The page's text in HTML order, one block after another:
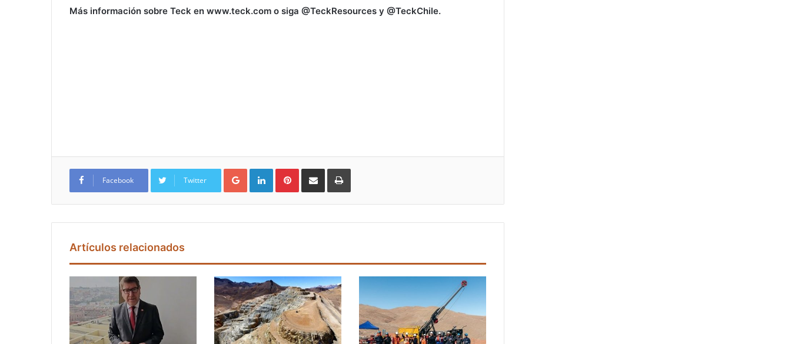
Más información sobre Teck en www.teck.com o siga @TeckResources y @TeckChile.
Facebook Twitter
Google+ LinkedIn Pinterest
Artículos relacionados